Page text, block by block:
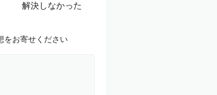
解決しなかった
をお寄せください